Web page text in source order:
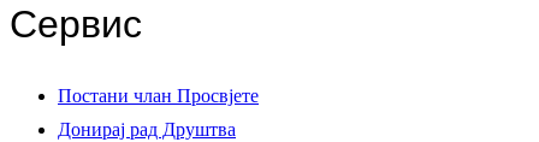
Сервис
Постани члан Просвјете
Донирај рад Друштва